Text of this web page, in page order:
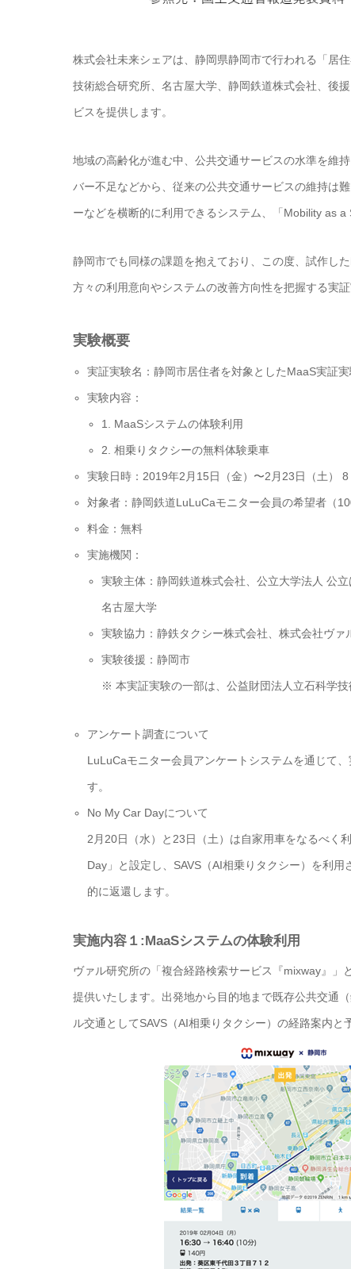
株式会社未来シェアは、静岡県静岡市で行われる「居
技術総合研究所、名古屋大学、静岡鉄道株式会社、後
ビスを提供します。
地域の高齢化が進む中、公共交通サービスの水準を維
バー不足などから、従来の公共交通サービスの維持は
ーなどを横断的に利用できるシステム、「Mobility as
静岡市でも同様の課題を抱えており、この度、試作し
方々の利用意向やシステムの改善方向性を把握する実
実験概要
実証実験名：静岡市居住者を対象としたMaaS実証実
実験内容：
1. MaaSシステムの体験利用
2. 相乗りタクシーの無料体験乗車
実験日時：2019年2月15日（金）〜2月23日（土）
対象者：静岡鉄道LuLuCaモニター会員の希望者（
料金：無料
実施機関：
実験主体：静岡鉄道株式会社、公立大学法人 公
名古屋大学
実験協力：静鉄タクシー株式会社、株式会社ヴ
実験後援：静岡市
※ 本実証実験の一部は、公益財団法人立石科学
アンケート調査について
LuLuCaモニター会員アンケートシステムを通じて
す。
No My Car Dayについて
2月20日（水）と23日（土）は自家用車をなるべく
Day」と設定し、SAVS（AI相乗りタクシー）を利
的に返還します。
実施内容１:MaaSシステムの体験利用
ヴァル研究所の「複合経路検索サービス『mixway』
提供いたします。出発地から目的地まで既存公共交通
ル交通としてSAVS（AI相乗りタクシー）の経路案内